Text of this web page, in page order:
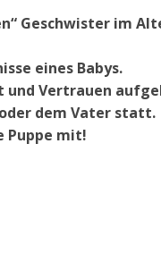
Geschwister im
eines Babys.
und Vertrauen
dem Vater statt.
Puppe mit!